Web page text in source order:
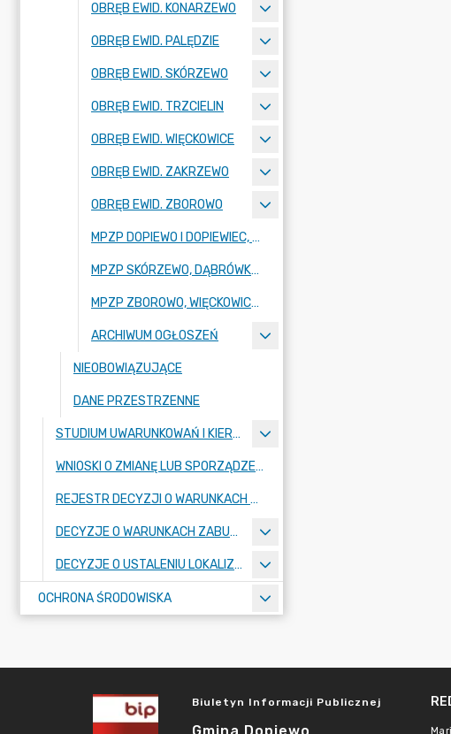
OBRĘB EWID. KONARZEWO
OBRĘB EWID. PALĘDZIE
OBRĘB EWID. SKÓRZEWO
OBRĘB EWID. TRZCIELIN
OBRĘB EWID. WIĘCKOWICE
OBRĘB EWID. ZAKRZEWO
OBRĘB EWID. ZBOROWO
MPZP DOPIEWO I DOPIEWIEC, UL. POZNAŃSKA, SZKOLNA, DESZCZOWA, KONARZEWSKA, ŁĄKOWA I POŁUDNIOWA
MPZP SKÓRZEWO, DĄBRÓWKA, UL. POZNAŃSKA, SPÓŁDZIELCZA, LINIA KOLEJOWA
MPZP ZBOROWO, WIĘCKOWICE, DOPIEWO, UL. JARZĘBINOWA, WIĘCKOWSKA, LOTNICZA, MŁYŃSKA, AUTOSTRADA A2
ARCHIWUM OGŁOSZEŃ
NIEOBOWIĄZUJĄCE
DANE PRZESTRZENNE
STUDIUM UWARUNKOWAŃ I KIERUNKÓW ZAGOSPODAROWANIA PRZESTRZENNEGO
WNIOSKI O ZMIANĘ LUB SPORZĄDZENIE AKTÓW PLANOWANIA PRZESTRZENNEGO
REJESTR DECYZJI O WARUNKACH ZABUDOWY
DECYZJE O WARUNKACH ZABUDOWY
DECYZJE O USTALENIU LOKALIZACJI INWESTYCJI CELU PUBLICZNEGO
OCHRONA ŚRODOWISKA
Biuletyn Informacji Publicznej